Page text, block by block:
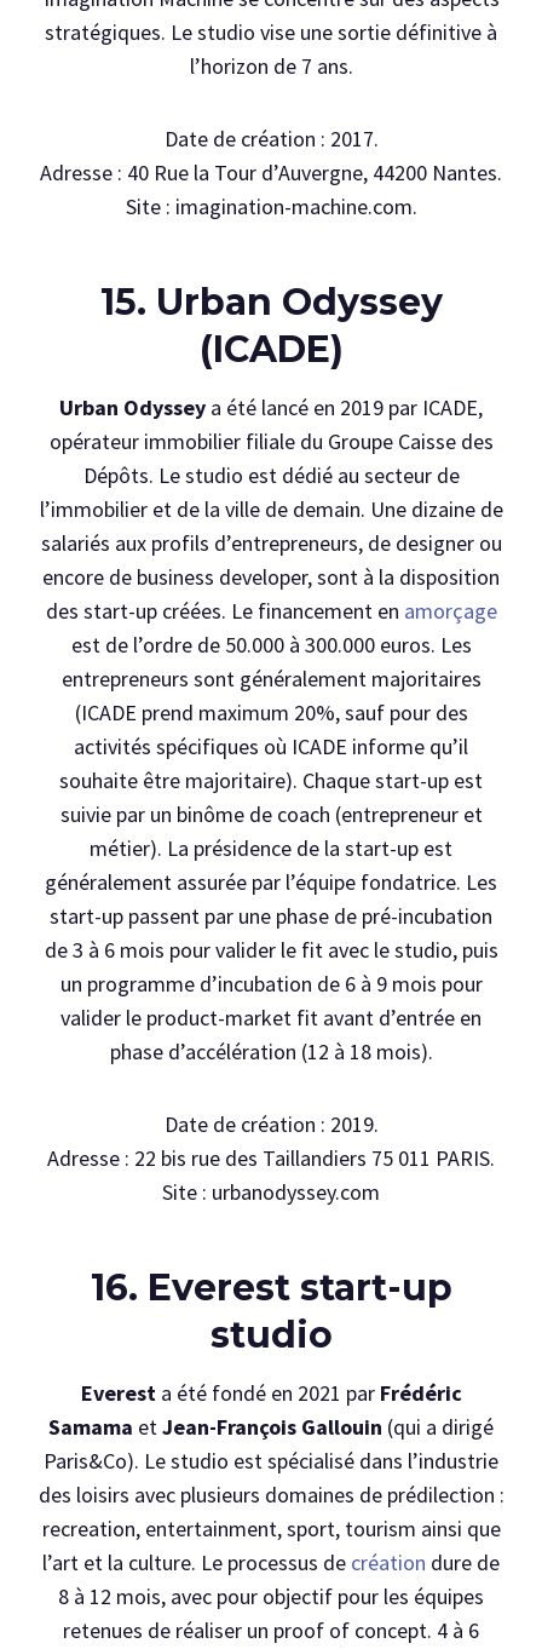
stratégiques. Le studio vise une sortie définitive à
l’horizon de 7 ans.
Date de création : 2017.
Adresse : 40 Rue la Tour d’Auvergne, 44200 Nantes.
Site : imagination-machine.com.
15. Urban Odyssey
(ICADE)
Urban Odyssey a été lancé en 2019 par ICADE,
opérateur immobilier filiale du Groupe Caisse des
Dépôts. Le studio est dédié au secteur de
l’immobilier et de la ville de demain. Une dizaine de
salariés aux profils d’entrepreneurs, de designer ou
encore de business developer, sont à la disposition
des start-up créées. Le financement en amorçage
est de l’ordre de 50.000 à 300.000 euros. Les
entrepreneurs sont généralement majoritaires
(ICADE prend maximum 20%, sauf pour des
activités spécifiques où ICADE informe qu’il
souhaite être majoritaire). Chaque start-up est
suivie par un binôme de coach (entrepreneur et
métier). La présidence de la start-up est
généralement assurée par l’équipe fondatrice. Les
start-up passent par une phase de pré-incubation
de 3 à 6 mois pour valider le fit avec le studio, puis
un programme d’incubation de 6 à 9 mois pour
valider le product-market fit avant d’entrée en
phase d’accélération (12 à 18 mois).
Date de création : 2019.
Adresse : 22 bis rue des Taillandiers 75 011 PARIS.
Site : urbanodyssey.com
16. Everest start-up
studio
Everest a été fondé en 2021 par Frédéric
Samama etJean-François Gallouin (qui a dirigé
Paris&Co). Le studio est spécialisé dans l’industrie
des loisirs avec plusieurs domaines de prédilection :
recreation, entertainment, sport, tourism ainsi que
l’art et la culture. Le processus de création dure de
8 à 12 mois, avec pour objectif pour les équipes
retenues de réaliser un proof of concept. 4 à 6